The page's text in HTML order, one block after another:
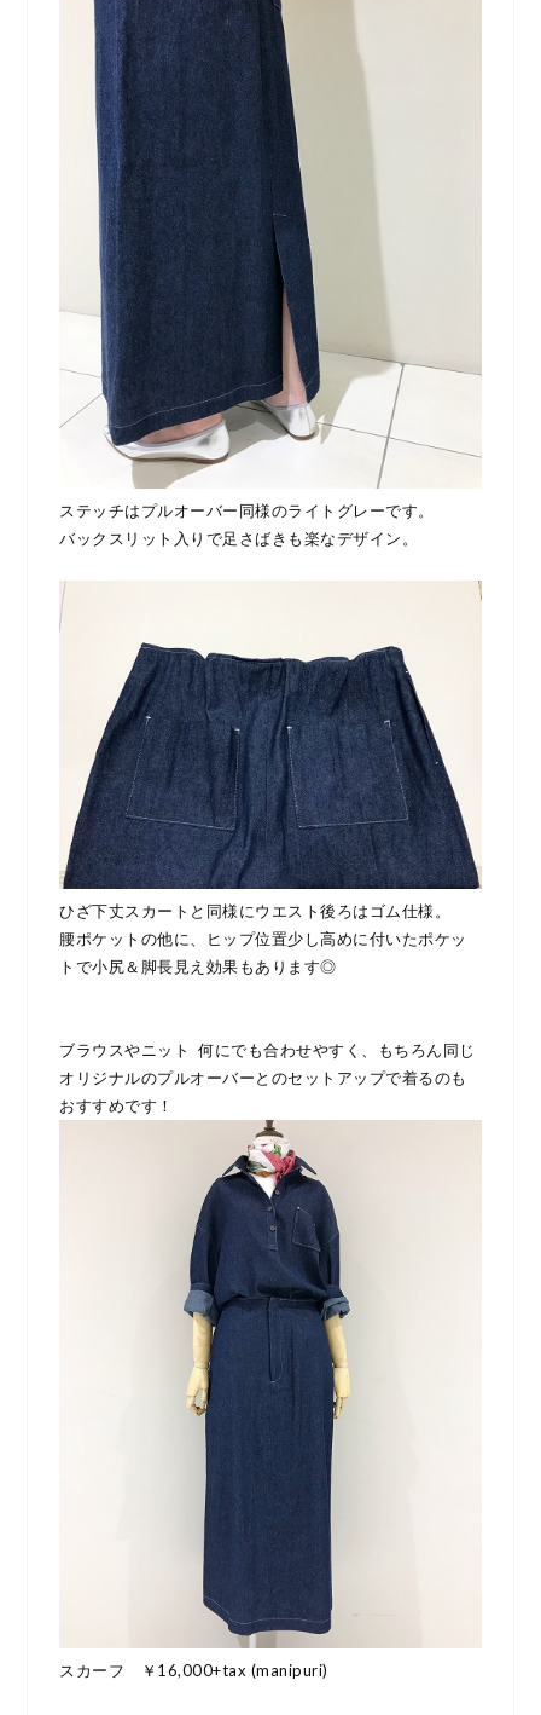
ステッチはプルオーバー同様のライトグレーです。
バックスリット入りで足さばきも楽なデザイン。
ひざ下丈スカートと同様にウエスト後ろはゴム仕様。
腰ポケットの他に、ヒップ位置少し高めに付いたポケッ
トで小尻＆脚長見え効果もあります◎
ブラウスやニット 何にでも合わせやすく、もちろん同じ
オリジナルのプルオーバーとのセットアップで着るのも
おすすめです！
スカーフ ￥16,000+tax (manipuri)